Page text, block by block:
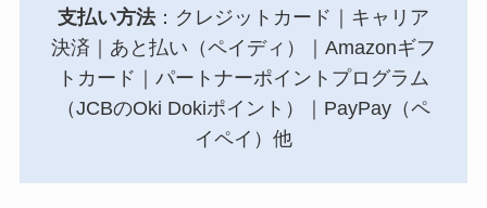
支払い方法：クレジットカード｜キャリア
決済｜あと払い（ペイディ）｜Amazonギフ
トカード｜パートナーポイントプログラム
（JCBのOki Dokiポイント）｜PayPay（ペ
イペイ）他